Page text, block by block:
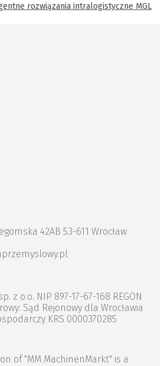
rozwiązania intralogistyczne MGL
42AB 53-611 Wrocław
z o.o. NIP 897-17-67-168 REGON
Sąd Rejonowy dla Wrocławia
KRS 0000370285
of "MM MachinenMarkt" is a